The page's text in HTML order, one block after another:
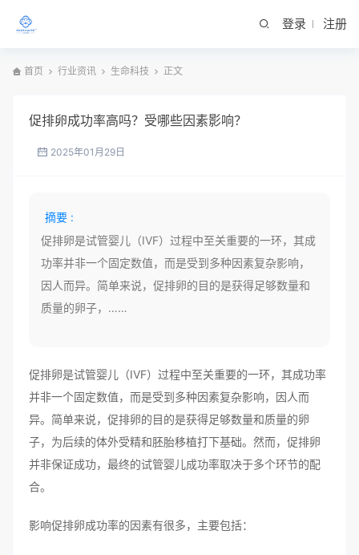
登录 注册
首页 行业资讯 生命科技 正文
促排卵成功率高吗？受哪些因素影响？
2025年01月29日
摘要 :
促排卵是试管婴儿（IVF）过程中至关重要的一环，其成
功率并非一个固定数值，而是受到多种因素复杂影响，
因人而异。简单来说，促排卵的目的是获得足够数量和
质量的卵子，……
促排卵是试管婴儿（IVF）过程中至关重要的一环，其成功率
并非一个固定数值，而是受到多种因素复杂影响，因人而
异。简单来说，促排卵的目的是获得足够数量和质量的卵
子，为后续的体外受精和胚胎移植打下基础。然而，促排卵
并非保证成功，最终的试管婴儿成功率取决于多个环节的配
合。
影响促排卵成功率的因素有很多，主要包括：